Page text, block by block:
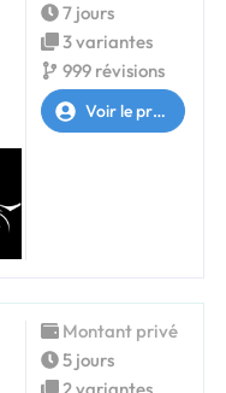
7 jours
3 variantes
999 révisions
Voir le profil
Montant privé
5 jours